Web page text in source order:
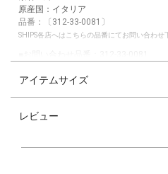
原産国：イタリア
品番：〔312-33-0081〕
SHIPS各店へはこちらの品番にてお問い合わせ
【gicipi】(ジチピ)
創業当初から 低価格・高品質の製品
アイテムサイズ
レビュー